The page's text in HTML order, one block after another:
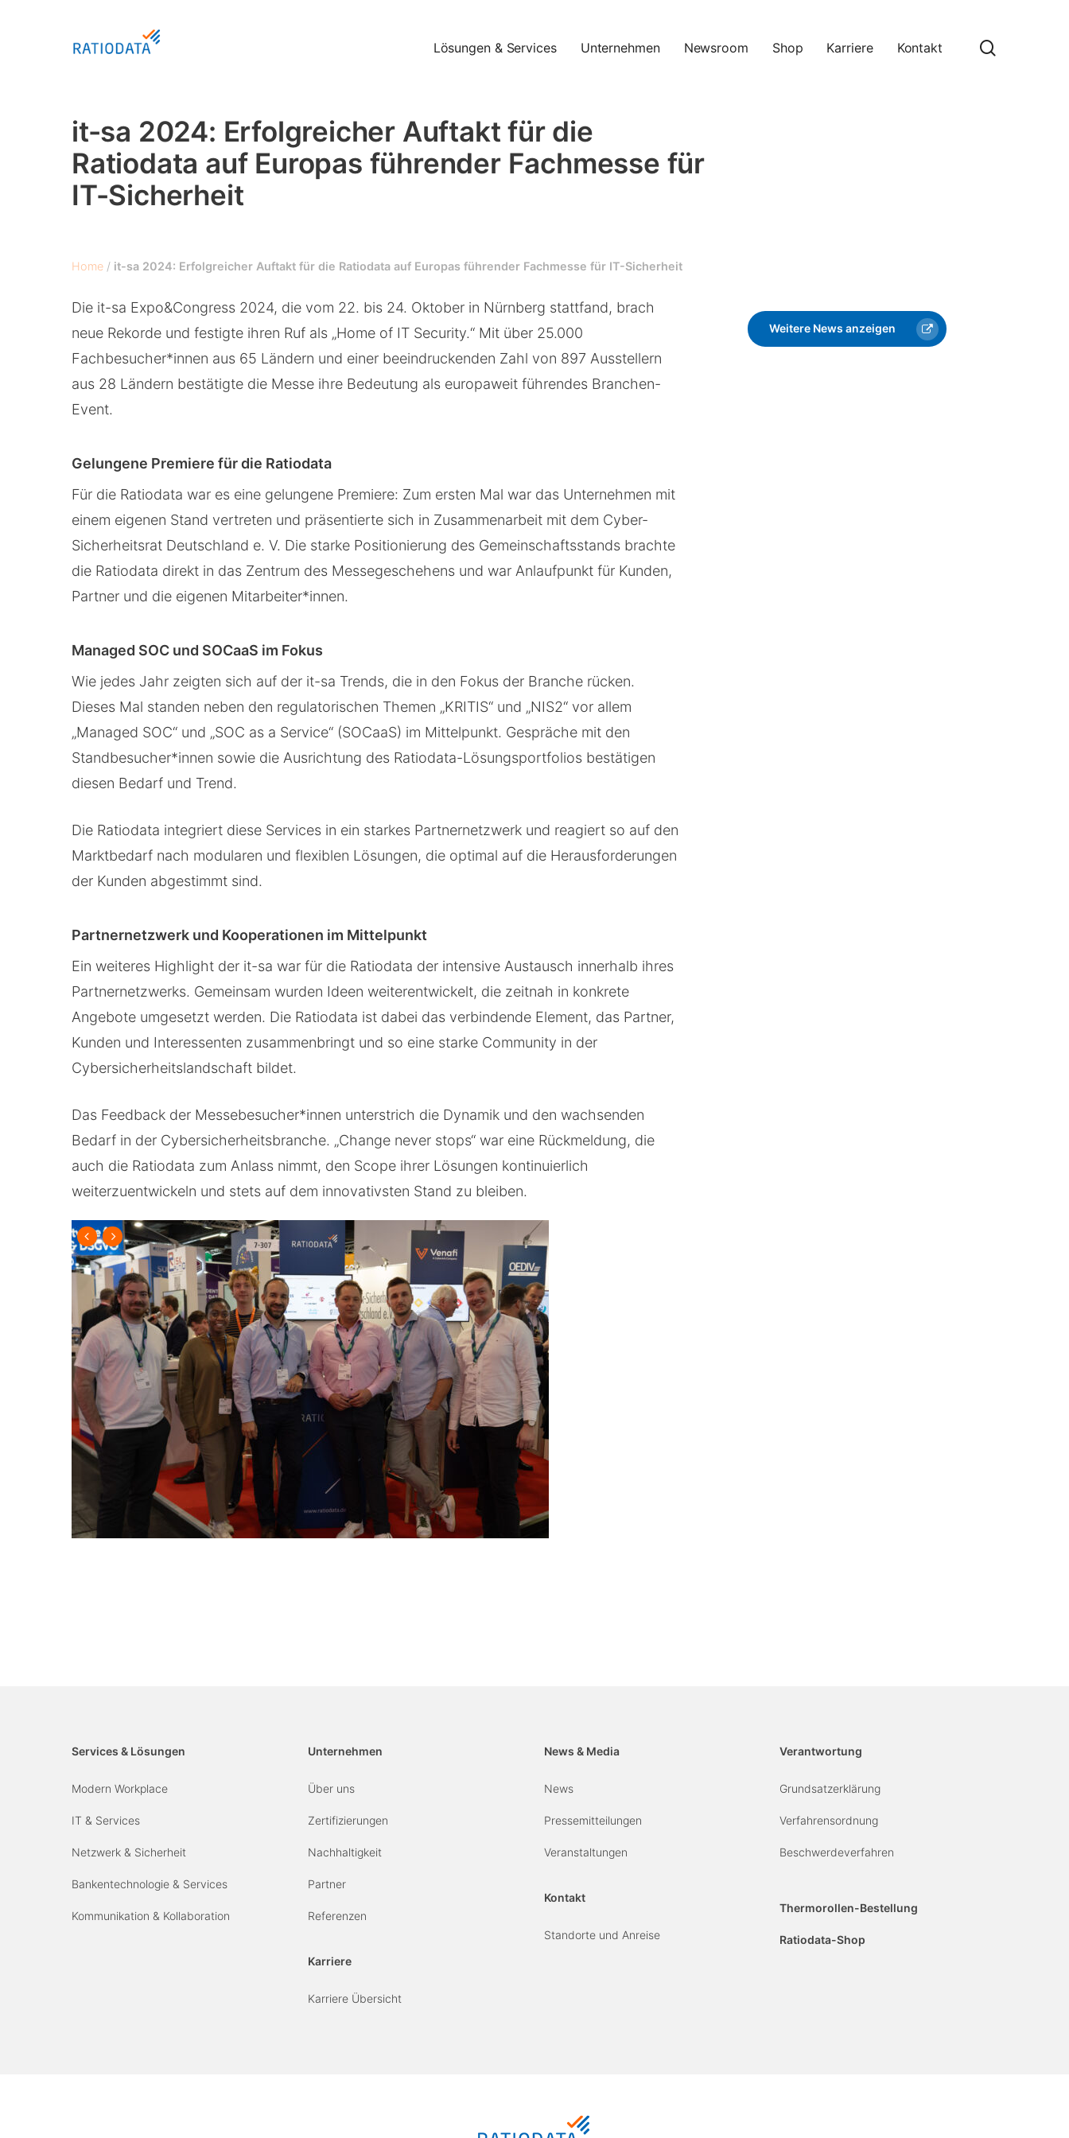
Hit enter to search or ESC to close
Lösungen & Services Unternehmen Newsroom Shop Karriere Kontakt
it-sa 2024: Erfolgreicher Auftakt für die
Ratiodata auf Europas führender Fachmesse für
IT-Sicherheit
Home / it-sa 2024: Erfolgreicher Auftakt für die Ratiodata auf Europas führender Fachmesse für IT-Sicherheit
Die it-sa Expo&Congress 2024, die vom 22. bis 24. Oktober in Nürnberg stattfand, brach
neue Rekorde und festigte ihren Ruf als „Home of IT Security.“ Mit über 25.000
Fachbesucher*innen aus 65 Ländern und einer beeindruckenden Zahl von 897 Ausstellern
aus 28 Ländern bestätigte die Messe ihre Bedeutung als europaweit führendes Branchen-
Event.
Gelungene Premiere für die Ratiodata
Für die Ratiodata war es eine gelungene Premiere: Zum ersten Mal war das Unternehmen mit
einem eigenen Stand vertreten und präsentierte sich in Zusammenarbeit mit dem Cyber-
Sicherheitsrat Deutschland e. V. Die starke Positionierung des Gemeinschaftsstands brachte
die Ratiodata direkt in das Zentrum des Messegeschehens und war Anlaufpunkt für Kunden,
Partner und die eigenen Mitarbeiter*innen.
Managed SOC und SOCaaS im Fokus
Wie jedes Jahr zeigten sich auf der it-sa Trends, die in den Fokus der Branche rücken.
Dieses Mal standen neben den regulatorischen Themen „KRITIS“ und „NIS2“ vor allem
„Managed SOC“ und „SOC as a Service“ (SOCaaS) im Mittelpunkt. Gespräche mit den
Standbesucher*innen sowie die Ausrichtung des Ratiodata-Lösungsportfolios bestätigen
diesen Bedarf und Trend.
Die Ratiodata integriert diese Services in ein starkes Partnernetzwerk und reagiert so auf den
Marktbedarf nach modularen und flexiblen Lösungen, die optimal auf die Herausforderungen
der Kunden abgestimmt sind.
Partnernetzwerk und Kooperationen im Mittelpunkt
Ein weiteres Highlight der it-sa war für die Ratiodata der intensive Austausch innerhalb ihres
Partnernetzwerks. Gemeinsam wurden Ideen weiterentwickelt, die zeitnah in konkrete
Angebote umgesetzt werden. Die Ratiodata ist dabei das verbindende Element, das Partner,
Kunden und Interessenten zusammenbringt und so eine starke Community in der
Cybersicherheitslandschaft bildet.
Das Feedback der Messebesucher*innen unterstrich die Dynamik und den wachsenden
Bedarf in der Cybersicherheitsbranche. „Change never stops“ war eine Rückmeldung, die
auch die Ratiodata zum Anlass nimmt, den Scope ihrer Lösungen kontinuierlich
weiterzuentwickeln und stets auf dem innovativsten Stand zu bleiben.
Weitere News anzeigen
Services & Lösungen
Modern Workplace
IT & Services
Netzwerk & Sicherheit
Bankentechnologie & Services
Kommunikation & Kollaboration
Unternehmen
Über uns
Zertifizierungen
Nachhaltigkeit
Partner
Referenzen
Karriere
Karriere Übersicht
News & Media
News
Pressemitteilungen
Veranstaltungen
Kontakt
Standorte und Anreise
Verantwortung
Grundsatzerklärung
Verfahrensordnung
Beschwerdeverfahren
Thermorollen-Bestellung
Ratiodata-Shop